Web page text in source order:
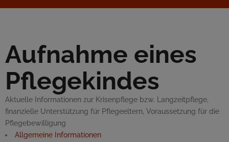
Aufnahme eines
Pflegekindes
Aktuelle Informationen zur Krisenpflege bzw. Langzeitpflege,
finanzielle Unterstützung für Pflegeeltern, Voraussetzung für die
Pflegebewilligung
Allgemeine Informationen